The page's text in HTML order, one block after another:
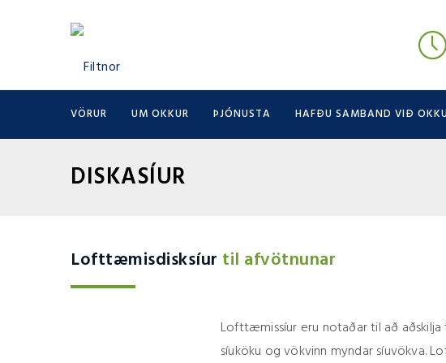
VÖRUR UM OKKUR ÞJÓNUSTA HAFÐU SAMBAND VIÐ
DISKASÍUR
Lofttæmisdisksíur til afvötnunar
Lofttæmissíur eru notaðar til að
síuköku og vökvinn myndar síuvökva.